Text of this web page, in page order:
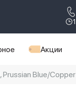
Акции
Blue/